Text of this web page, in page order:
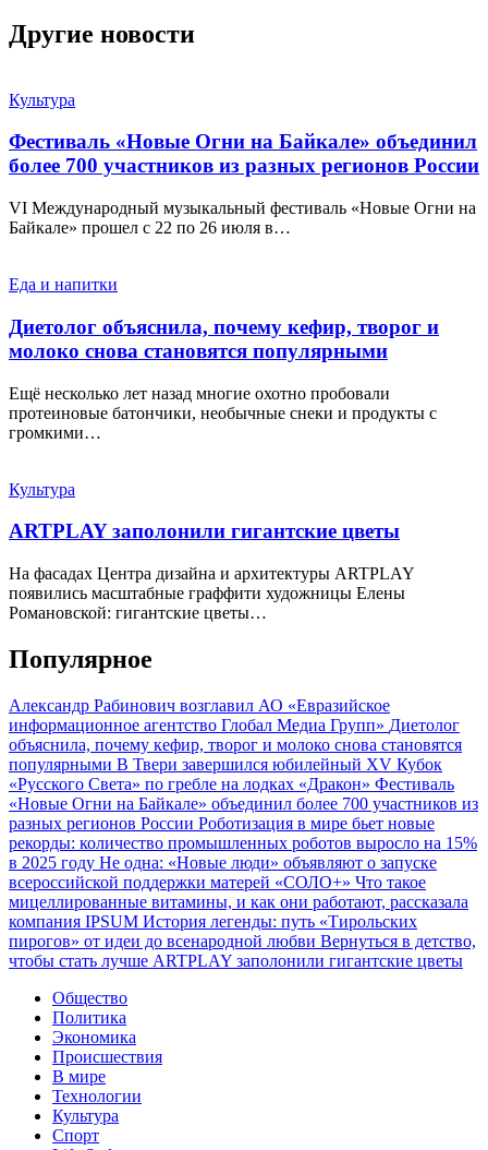
Другие новости
Культура
Фестиваль «Новые Огни на Байкале» объединил
более 700 участников из разных регионов России
VI Международный музыкальный фестиваль «Новые Огни на
Байкале» прошел с 22 по 26 июля в…
Еда и напитки
Диетолог объяснила, почему кефир, творог и
молоко снова становятся популярными
Ещё несколько лет назад многие охотно пробовали
протеиновые батончики, необычные снеки и продукты с
громкими…
Культура
ARTPLAY заполонили гигантские цветы
На фасадах Центра дизайна и архитектуры ARTPLAY
появились масштабные граффити художницы Елены
Романовской: гигантские цветы…
Популярное
Александр Рабинович возглавил АО «Евразийское
информационное агентство Глобал Медиа Групп» Диетолог
объяснила, почему кефир, творог и молоко снова становятся
популярными В Твери завершился юбилейный XV Кубок
«Русского Света» по гребле на лодках «Дракон» Фестиваль
«Новые Огни на Байкале» объединил более 700 участников из
разных регионов России Роботизация в мире бьет новые
рекорды: количество промышленных роботов выросло на 15%
в 2025 году Не одна: «Новые люди» объявляют о запуске
всероссийской поддержки матерей «СОЛО+» Что такое
мицеллированные витамины, и как они работают, рассказала
компания IPSUM История легенды: путь «Тирольских
пирогов» от идеи до всенародной любви Вернуться в детство,
чтобы стать лучше ARTPLAY заполонили гигантские цветы
Общество
Политика
Экономика
Происшествия
В мире
Технологии
Культура
Спорт